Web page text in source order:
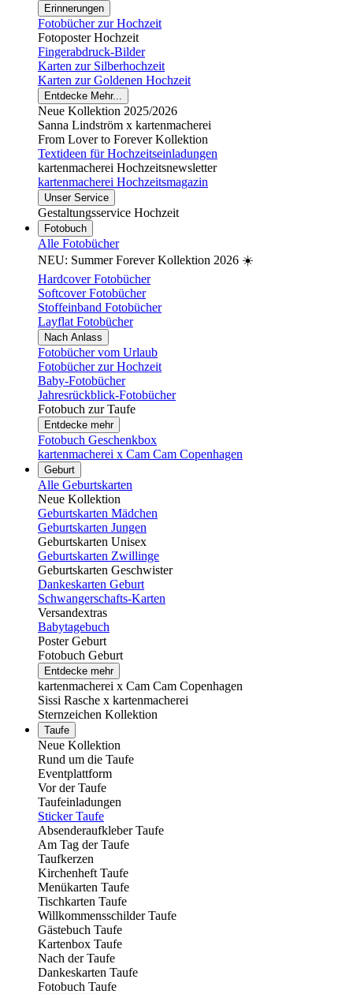
Erinnerungen
Fotobücher zur Hochzeit
Fotoposter Hochzeit
Fingerabdruck-Bilder
Karten zur Silberhochzeit
Karten zur Goldenen Hochzeit
Entdecke Mehr...
Neue Kollektion 2025/2026
Sanna Lindström x kartenmacherei
From Lover to Forever Kollektion
Textideen für Hochzeitseinladungen
kartenmacherei Hochzeitsnewsletter
kartenmacherei Hochzeitsmagazin
Unser Service
Gestaltungsservice Hochzeit
Fotobuch
Alle Fotobücher
NEU: Summer Forever Kollektion 2026 ☀️
Hardcover Fotobücher
Softcover Fotobücher
Stoffeinband Fotobücher
Layflat Fotobücher
Nach Anlass
Fotobücher vom Urlaub
Fotobücher zur Hochzeit
Baby-Fotobücher
Jahresrückblick-Fotobücher
Fotobuch zur Taufe
Entdecke mehr
Fotobuch Geschenkbox
kartenmacherei x Cam Cam Copenhagen
Geburt
Alle Geburtskarten
Neue Kollektion
Geburtskarten Mädchen
Geburtskarten Jungen
Geburtskarten Unisex
Geburtskarten Zwillinge
Geburtskarten Geschwister
Dankeskarten Geburt
Schwangerschafts-Karten
Versandextras
Babytagebuch
Poster Geburt
Fotobuch Geburt
Entdecke mehr
kartenmacherei x Cam Cam Copenhagen
Sissi Rasche x kartenmacherei
Sternzeichen Kollektion
Taufe
Neue Kollektion
Rund um die Taufe
Eventplattform
Vor der Taufe
Taufeinladungen
Sticker Taufe
Absenderaufkleber Taufe
Am Tag der Taufe
Taufkerzen
Kirchenheft Taufe
Menükarten Taufe
Tischkarten Taufe
Willkommensschilder Taufe
Gästebuch Taufe
Kartenbox Taufe
Nach der Taufe
Dankeskarten Taufe
Fotobuch Taufe